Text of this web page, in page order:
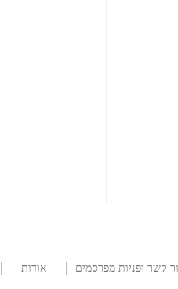
קשר ופניות מפרסמים
אודות